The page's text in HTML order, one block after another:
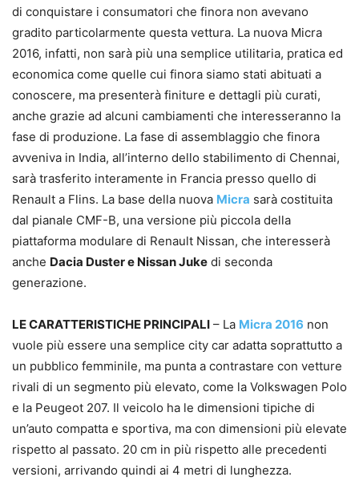
di conquistare i consumatori che finora non avevano
gradito particolarmente questa vettura. La nuova Micra
2016, infatti, non sarà più una semplice utilitaria, pratica ed
economica come quelle cui finora siamo stati abituati a
conoscere, ma presenterà finiture e dettagli più curati,
anche grazie ad alcuni cambiamenti che interesseranno la
fase di produzione. La fase di assemblaggio che finora
avveniva in India, all’interno dello stabilimento di Chennai,
sarà trasferito interamente in Francia presso quello di
Renault a Flins. La base della nuova Micra sarà costituita
dal pianale CMF-B, una versione più piccola della
piattaforma modulare di Renault Nissan, che interesserà
anche Dacia Duster e Nissan Juke di seconda
generazione.
LE CARATTERISTICHE PRINCIPALI – La Micra 2016 non
vuole più essere una semplice city car adatta soprattutto a
un pubblico femminile, ma punta a contrastare con vetture
rivali di un segmento più elevato, come la Volkswagen Polo
e la Peugeot 207. Il veicolo ha le dimensioni tipiche di
un’auto compatta e sportiva, ma con dimensioni più elevate
rispetto al passato. 20 cm in più rispetto alle precedenti
versioni, arrivando quindi ai 4 metri di lunghezza.